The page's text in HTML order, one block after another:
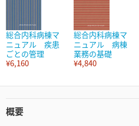
総合内科病棟マ
ニュアル 疾患
ごとの管理
¥6,160
総合内科病棟マ
ニュアル 病棟
業務の基礎
¥4,840
概要